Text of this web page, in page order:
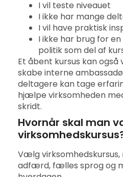
I vil teste niveauet
I ikke har mange
I vil have praktisk
I ikke har brug for
politik som del af
Et åbent kursus kan
skabe interne
deltagere kan tage
hjælpe virksomheden
skridt.
Hvornår skal man
Vælg
adfærd, fælles sprog og